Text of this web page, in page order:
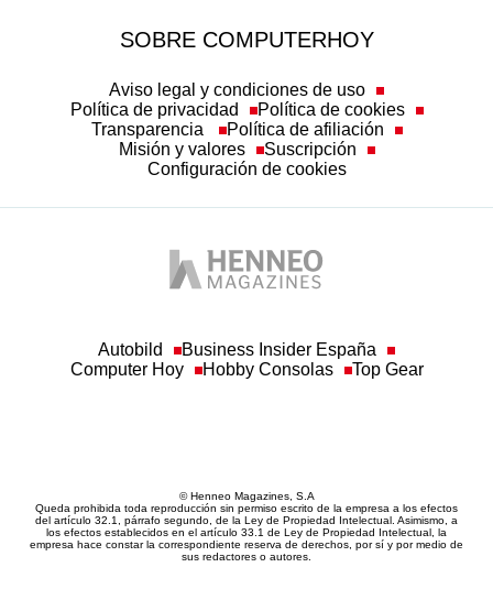
SOBRE COMPUTERHOY
Aviso legal y condiciones de uso
Política de privacidad
Política de cookies
Transparencia
Política de afiliación
Misión y valores
Suscripción
Configuración de cookies
Autobild
Business Insider España
Computer Hoy
Hobby Consolas Top Gear
© Henneo Magazines, S.A
Queda prohibida toda reproducción sin permiso escrito de la empresa a los efectos
del artículo 32.1, párrafo segundo, de la Ley de Propiedad Intelectual. Asimismo, a
los efectos establecidos en el artículo 33.1 de Ley de Propiedad Intelectual, la
empresa hace constar la correspondiente reserva de derechos, por sí y por medio de
sus redactores o autores.